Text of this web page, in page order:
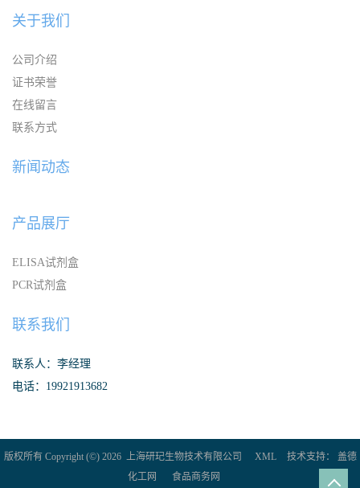
关于我们
公司介绍
证书荣誉
在线留言
联系方式
新闻动态
产品展厅
ELISA试剂盒
PCR试剂盒
联系我们
联系人：李经理
电话：19921913682
版权所有 Copyright (©) 2026 上海研玘生物技术有限公司 XML 技术支持：
盖德
化工网
食品商务网